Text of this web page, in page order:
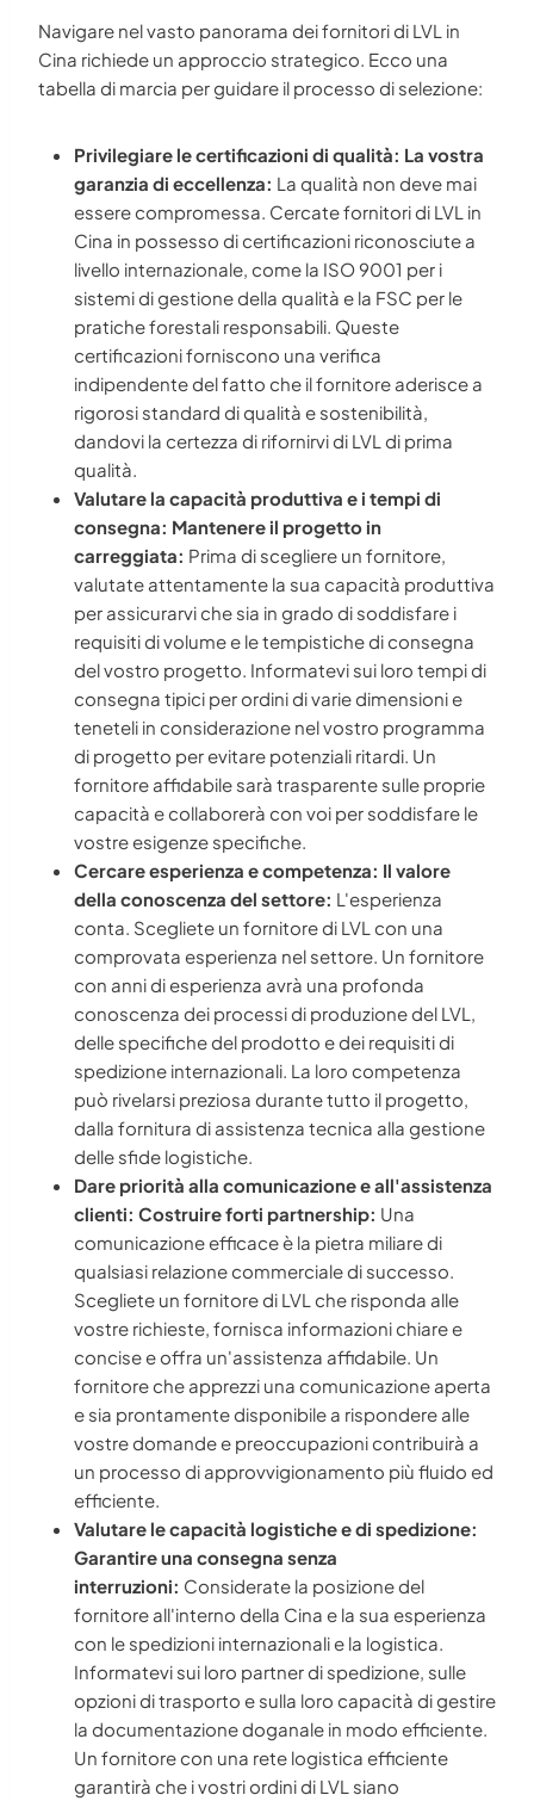
Navigare nel vasto panorama dei fornitori di LVL in
Cina richiede un approccio strategico. Ecco una
tabella di marcia per guidare il processo di selezione:
Privilegiare le certificazioni di qualità: La vostra
garanzia di eccellenza: La qualità non deve mai
essere compromessa. Cercate fornitori di LVL in
Cina in possesso di certificazioni riconosciute a
livello internazionale, come la ISO 9001 per i
sistemi di gestione della qualità e la FSC per le
pratiche forestali responsabili. Queste
certificazioni forniscono una verifica
indipendente del fatto che il fornitore aderisce a
rigorosi standard di qualità e sostenibilità,
dandovi la certezza di rifornirvi di LVL di prima
qualità.
Valutare la capacità produttiva e i tempi di
consegna: Mantenere il progetto in
carreggiata: Prima di scegliere un fornitore,
valutate attentamente la sua capacità produttiva
per assicurarvi che sia in grado di soddisfare i
requisiti di volume e le tempistiche di consegna
del vostro progetto. Informatevi sui loro tempi di
consegna tipici per ordini di varie dimensioni e
teneteli in considerazione nel vostro programma
di progetto per evitare potenziali ritardi. Un
fornitore affidabile sarà trasparente sulle proprie
capacità e collaborerà con voi per soddisfare le
vostre esigenze specifiche.
Cercare esperienza e competenza: Il valore
della conoscenza del settore: L'esperienza
conta. Scegliete un fornitore di LVL con una
comprovata esperienza nel settore. Un fornitore
con anni di esperienza avrà una profonda
conoscenza dei processi di produzione del LVL,
delle specifiche del prodotto e dei requisiti di
spedizione internazionali. La loro competenza
può rivelarsi preziosa durante tutto il progetto,
dalla fornitura di assistenza tecnica alla gestione
delle sfide logistiche.
Dare priorità alla comunicazione e all'assistenza
clienti: Costruire forti partnership: Una
comunicazione efficace è la pietra miliare di
qualsiasi relazione commerciale di successo.
Scegliete un fornitore di LVL che risponda alle
vostre richieste, fornisca informazioni chiare e
concise e offra un'assistenza affidabile. Un
fornitore che apprezzi una comunicazione aperta
e sia prontamente disponibile a rispondere alle
vostre domande e preoccupazioni contribuirà a
un processo di approvvigionamento più fluido ed
efficiente.
Valutare le capacità logistiche e di spedizione:
Garantire una consegna senza
interruzioni: Considerate la posizione del
fornitore all'interno della Cina e la sua esperienza
con le spedizioni internazionali e la logistica.
Informatevi sui loro partner di spedizione, sulle
opzioni di trasporto e sulla loro capacità di gestire
la documentazione doganale in modo efficiente.
Un fornitore con una rete logistica efficiente
garantirà che i vostri ordini di LVL siano